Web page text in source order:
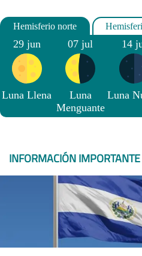
29 jun
Luna Llena
07 jul
Luna
Menguante
14
Luna
INFORMACIÓN